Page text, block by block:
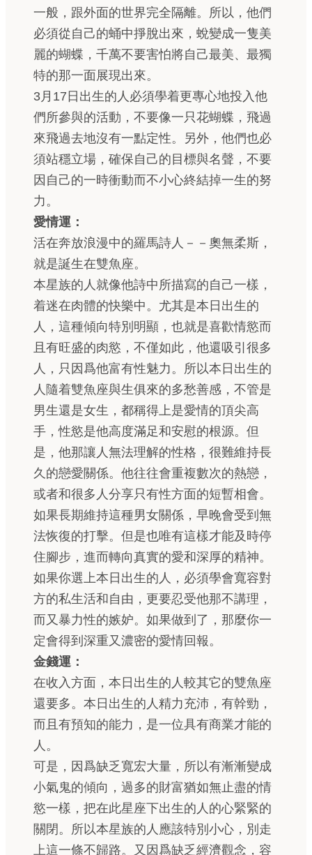
一般，跟外面的世界完全隔離。所以，他們
必須從自己的蛹中掙脫出來，蛻變成一隻美
麗的蝴蝶，千萬不要害怕將自己最美、最獨
特的那一面展現出來。
3月17日出生的人必須學着更專心地投入他
們所參與的活動，不要像一只花蝴蝶，飛過
來飛過去地沒有一點定性。另外，他們也必
須站穩立場，確保自己的目標與名聲，不要
因自己的一時衝動而不小心終結掉一生的努
力。
愛情運：
活在奔放浪漫中的羅馬詩人－－奧無柔斯，
就是誕生在雙魚座。
本星族的人就像他詩中所描寫的自己一樣，
着迷在肉體的快樂中。尤其是本日出生的
人，這種傾向特別明顯，也就是喜歡情慾而
且有旺盛的肉慾，不僅如此，他還吸引很多
人，只因爲他富有性魅力。所以本日出生的
人隨着雙魚座與生俱來的多愁善感，不管是
男生還是女生，都稱得上是愛情的頂尖高
手，性慾是他高度滿足和安慰的根源。但
是，他那讓人無法理解的性格，很難維持長
久的戀愛關係。他往往會重複數次的熱戀，
或者和很多人分享只有性方面的短暫相會。
如果長期維持這種男女關係，早晚會受到無
法恢復的打擊。但是也唯有這樣才能及時停
住腳步，進而轉向真實的愛和深厚的精神。
如果你選上本日出生的人，必須學會寬容對
方的私生活和自由，更要忍受他那不講理，
而又暴力性的嫉妒。如果做到了，那麼你一
定會得到深重又濃密的愛情回報。
金錢運：
在收入方面，本日出生的人較其它的雙魚座
還要多。本日出生的人精力充沛，有幹勁，
而且有預知的能力，是一位具有商業才能的
人。
可是，因爲缺乏寬宏大量，所以有漸漸變成
小氣鬼的傾向，過多的財富猶如無止盡的情
慾一樣，把在此星座下出生的人的心緊緊的
關閉。所以本星族的人應該特別小心，別走
上這一條不歸路。又因爲缺乏經濟觀念，容